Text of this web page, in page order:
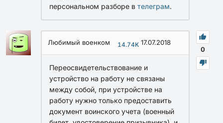
персональном разборе в телеграм.
0
Любимый военком 14.74K 17.07.2018
Переосвидетельствование и
устройство на работу не связаны
между собой, при устройстве на
работу нужно только предоставить
документ воинского учета (военный